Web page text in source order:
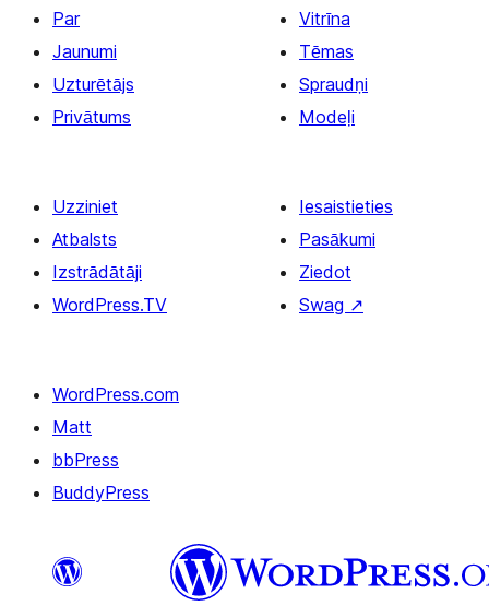
Par
Jaunumi
Uzturētājs
Privātums
Vitrīna
Tēmas
Spraudņi
Modeļi
Uzziniet
Atbalsts
Izstrādātāji
WordPress.TV
Iesaistieties
Pasākumi
Ziedot
Swag ↗
WordPress.com
Matt
bbPress
BuddyPress